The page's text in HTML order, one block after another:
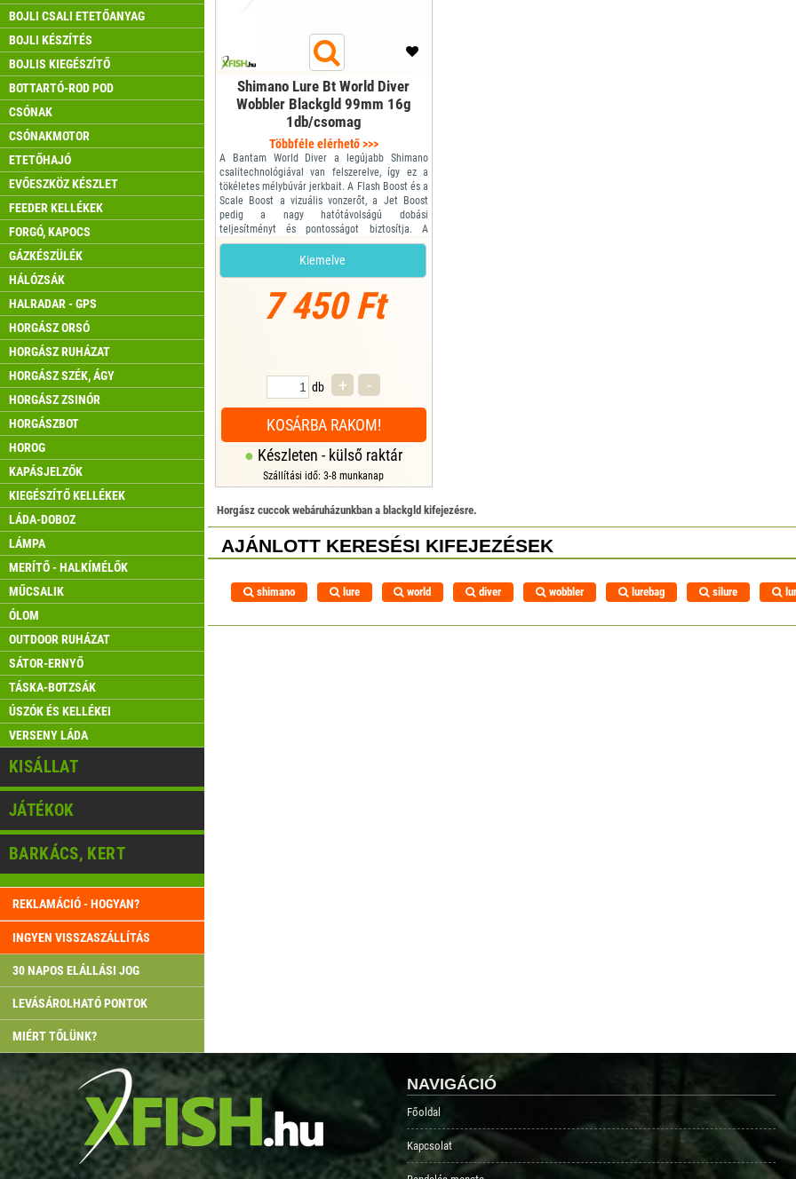
BOJLI CSALI ETETŐANYAG
BOJLI KÉSZÍTÉS
BOJLIS KIEGÉSZÍTŐ
BOTTARTÓ-ROD POD
CSÓNAK
CSÓNAKMOTOR
ETETŐHAJÓ
EVŐESZKÖZ KÉSZLET
FEEDER KELLÉKEK
FORGÓ, KAPOCS
GÁZKÉSZÜLÉK
HÁLÓZSÁK
HALRADAR - GPS
HORGÁSZ ORSÓ
HORGÁSZ RUHÁZAT
HORGÁSZ SZÉK, ÁGY
HORGÁSZ ZSINÓR
HORGÁSZBOT
HOROG
KAPÁSJELZŐK
KIEGÉSZÍTŐ KELLÉKEK
LÁDA-DOBOZ
LÁMPA
MERÍTŐ - HALKÍMÉLŐK
MŰCSALIK
ÓLOM
OUTDOOR RUHÁZAT
SÁTOR-ERNYŐ
TÁSKA-BOTZSÁK
ÚSZÓK ÉS KELLÉKEI
VERSENY LÁDA
KISÁLLAT
JÁTÉKOK
BARKÁCS, KERT
REKLAMÁCIÓ - HOGYAN?
INGYEN VISSZASZÁLLÍTÁS
30 NAPOS ELÁLLÁSI JOG
LEVÁSÁROLHATÓ PONTOK
MIÉRT TŐLÜNK?
Shimano Lure Bt World Diver
Wobbler Blackgld 99mm 16g
1db/csomag
Többféle elérhető >>>
A Bantam World Diver a legújabb Shimano
csalitechnológiával van felszerelve, így ez a
tökéletes mélybúvár jerkbait. A Flash Boost és a
Scale Boost a vizuális vonzerőt, a Jet Boost
pedig a nagy hatótávolságú dobási
teljesítményt és pontosságot biztosítja. A
Bantam World Diver 2 méteres
vagy annál nagyobb mélységig is ledolgozhatja
a bot.
Hossza: 99m
Kiemelve
7 450 Ft
Készleten - külső raktár
Szállítási idő: 3-8 munkanap
db + -
KOSÁRBA RAKOM!
Horgász cuccok webáruházunkban a blackgld kifejezésre.
AJÁNLOTT KERESÉSI KIFEJEZÉSEK
shimano lure world diver wobbler lurebag silure
NAVIGÁCIÓ
Főoldal
Kapcsolat